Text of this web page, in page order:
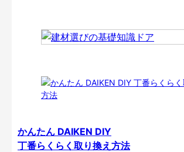
かんたん DAIKEN DIY
丁番らくらく取り換え方法